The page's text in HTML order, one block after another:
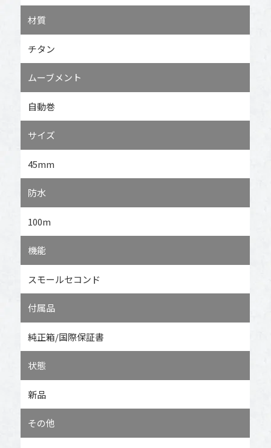
材質
チタン
ムーブメント
自動巻
サイズ
45mm
防水
100m
機能
スモールセコンド
付属品
純正箱/国際保証書
状態
新品
その他